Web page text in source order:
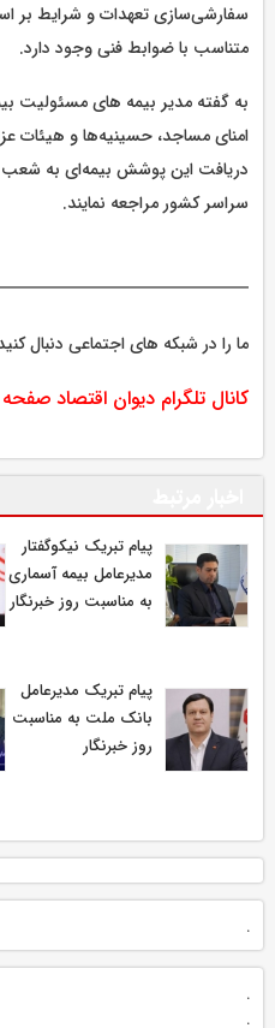
سفارشی‌سازی تعهدات و شرایط بر
متناسب با ضوابط فنی وجود دارد.
به گفته مدیر بیمه های مسئولیت
امنای مساجد، حسینیه‌ها و هیئات
دریافت این پوشش بیمه‌ای به شعب
سراسر کشور مراجعه نمایند.
ما را در شبکه های اجتماعی دنبال
کانال تلگرام دیوان اقتصاد صفحه
پیام تبریک نیکوگفتار
مدیرعامل بیمه آسماری
به مناسبت روز خبرنگار
پیام تبریک مدیرعامل
بانک ملت به مناسبت
روز خبرنگار
.
.
.